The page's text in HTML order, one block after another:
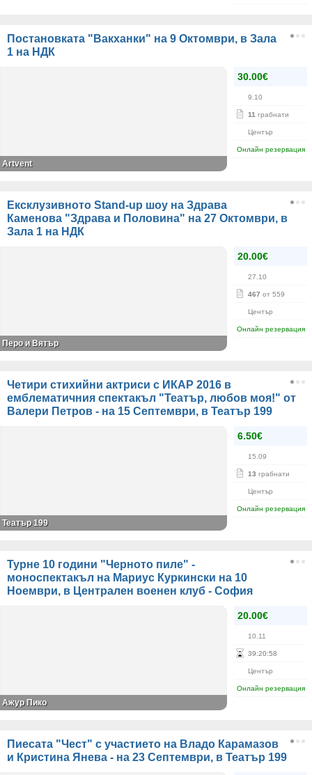
Постановката "Вакханки" на 9 Октомври, в Зала
1 на НДК
30.00€
9.10
11 грабнати
Център
Онлайн резервация
Artvent
Ексклузивното Stand-up шоу на Здрава
Каменова "Здрава и Половина" на 27 Октомври, в
Зала 1 на НДК
20.00€
27.10
467 от 559
Център
Онлайн резервация
Перо и Вятър
Четири стихийни актриси с ИКАР 2016 в
емблематичния спектакъл "Театър, любов моя!" от
Валери Петров - на 15 Септември, в Театър 199
6.50€
15.09
13 грабнати
Център
Онлайн резервация
Театър 199
Турне 10 години "Черното пиле" -
моноспектакъл на Мариус Куркински на 10
Ноември, в Централен военен клуб - София
20.00€
10.11
39:20:58
Център
Онлайн резервация
Ажур Пико
Пиесата "Чест" с участието на Владо Карамазов
и Кристина Янева - на 23 Септември, в Театър 199